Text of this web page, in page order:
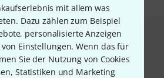
mit allem was
Dazu zählen zum Beispiel
personalisierte Anzeigen
Einstellungen. Wenn das für
Sie der Nutzung von Cookies
Statistiken und Marketing
bezahlen